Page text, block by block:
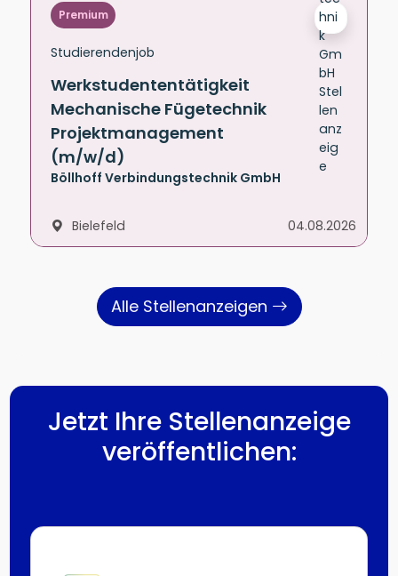
Premium
Studierendenjob
Werkstudententätigkeit
Mechanische Fügetechnik
Projektmanagement
(m/w/d)
Böllhoff Verbindungstechnik GmbH
Bielefeld 04.08.2026
Alle Stellenanzeigen
Jetzt Ihre Stellenanzeige
veröffentlichen: